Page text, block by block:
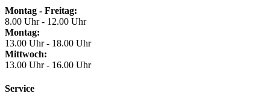
Montag - Freitag:
8.00 Uhr - 12.00 Uhr
Montag:
13.00 Uhr - 18.00 Uhr
Mittwoch:
13.00 Uhr - 16.00 Uhr
Service